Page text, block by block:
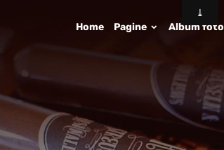
Home Pagine Album foto